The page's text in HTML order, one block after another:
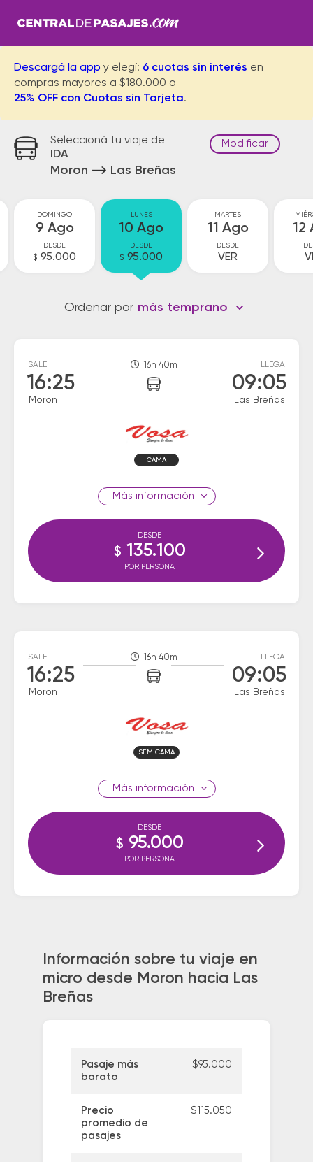
Descargá la app y elegí: 6 cuotas sin interés en
compras mayores a $180.000 o
25% OFF con Cuotas sin Tarjeta.
Seleccioná tu viaje de
IDA
Moron Las Breñas
Modificar
DOMINGO
9 Ago
DESDE
$ 95.000
LUNES
10 Ago
DESDE
$ 95.000
MARTES
11 Ago
DESDE
VER
12
Ordenar por más temprano
SALE
16:25
Moron
16h 40m LLEGA
09:05
Las Breñas
CAMA
información
DESDE
$ 135.100
POR PERSONA
SALE
16:25
Moron
16h 40m LLEGA
09:05
Las Breñas
SEMICAMA
información
DESDE
$ 95.000
POR PERSONA
Información sobre tu viaje en
micro desde Moron hacia Las
Breñas
Pasaje más
barato
$95.000
Precio
promedio de
pasajes
$115.050